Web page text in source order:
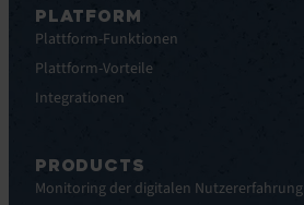
PLATFORM
Plattform-Funktionen
Plattform-Vorteile
Integrationen
PRODUCTS
Monitoring der digitalen Nutzererfahrung